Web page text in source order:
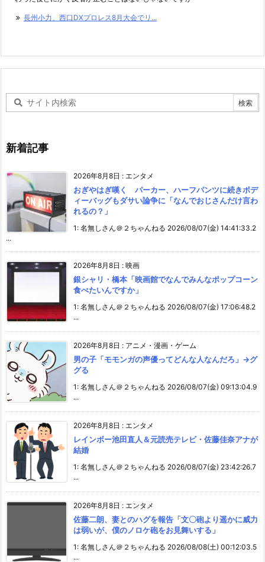
長州小力、西口DXプロレス8月大会でリ...
新着記事
2026年8月8日 : エンタメ
おぎやはぎ嘆く パーカー、ハーフパンツに続きボデ
ィーバッグもダサい論争に「なんでおじさんだけ言わ
れるの？」
1: 名無しさん＠２ちゃんねる 2026/08/07(金) 14:41:33.2
...
2026年8月8日 : 映画
銀シャリ・橋本「映画館でなんでみんなポップコーン
食べたいんですか」
1: 名無しさん＠２ちゃんねる 2026/08/07(金) 17:06:48.2
...
2026年8月8日 : アニメ・漫画・ゲーム
男の子「モモンガの声優ってどんな人なんだろ」→グ
グる
1: 名無しさん＠２ちゃんねる 2026/08/07(金) 09:13:04.9
...
2026年8月8日 : エンタメ
レインボー池田直人＆元読売テレビ・佐藤佳奈アナが
結婚
1: 名無しさん＠２ちゃんねる 2026/08/07(金) 23:42:26.7
...
2026年8月8日 : エンタメ
佐藤二朗、妻とのハグを報告「文〇砲より遥かに威力
は弱いが、僕のノロケ砲をお見舞いする」
1: 名無しさん＠２ちゃんねる 2026/08/08(土) 00:12:03.5
...